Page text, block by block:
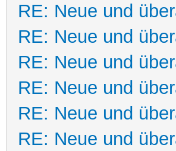
RE: Neue und
RE: Neue und
RE: Neue und
RE: Neue und
RE: Neue und
RE: Neue und